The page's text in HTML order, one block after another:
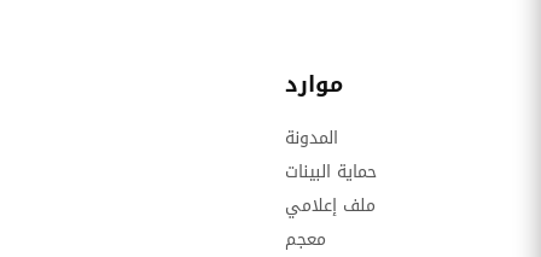
موارد
المدونة
حماية البينات
ملف إعلامي
معجم